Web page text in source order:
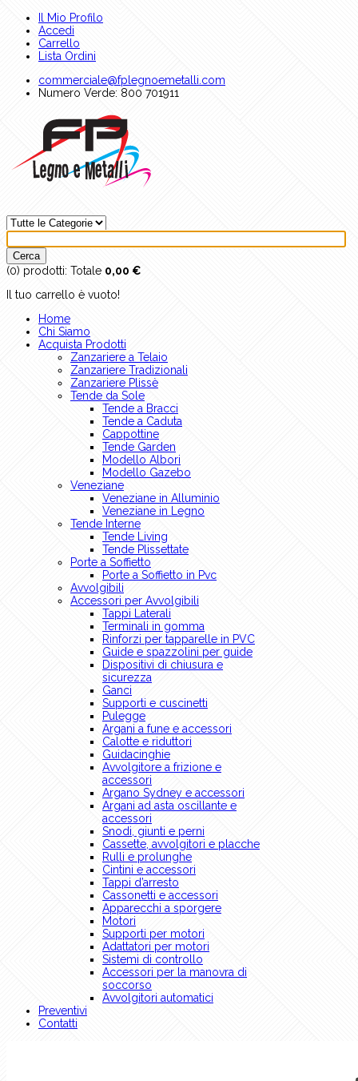
Il Mio Profilo
Accedi
Carrello
Lista Ordini
commerciale@fplegnoemetalli.com
Numero Verde: 800 701911
(0) prodotti: Totale 0,00 €
Il tuo carrello è vuoto!
Home
Chi Siamo
Acquista Prodotti
Zanzariere a Telaio
Zanzariere Tradizionali
Zanzariere Plissè
Tende da Sole
Tende a Bracci
Tende a Caduta
Cappottine
Tende Garden
Modello Albori
Modello Gazebo
Veneziane
Veneziane in Alluminio
Veneziane in Legno
Tende Interne
Tende Living
Tende Plissettate
Porte a Soffietto
Porte a Soffietto in Pvc
Avvolgibili
Accessori per Avvolgibili
Tappi Laterali
Terminali in gomma
Rinforzi per tapparelle in PVC
Guide e spazzolini per guide
Dispositivi di chiusura e
sicurezza
Ganci
Supporti e cuscinetti
Pulegge
Argani a fune e accessori
Calotte e riduttori
Guidacinghie
Avvolgitore a frizione e
accessori
Argano Sydney e accessori
Argani ad asta oscillante e
accessori
Snodi, giunti e perni
Cassette, avvolgitori e placche
Rulli e prolunghe
Cintini e accessori
Tappi d’arresto
Cassonetti e accessori
Apparecchi a sporgere
Motori
Supporti per motori
Adattatori per motori
Sistemi di controllo
Accessori per la manovra di
soccorso
Avvolgitori automatici
Preventivi
Contatti